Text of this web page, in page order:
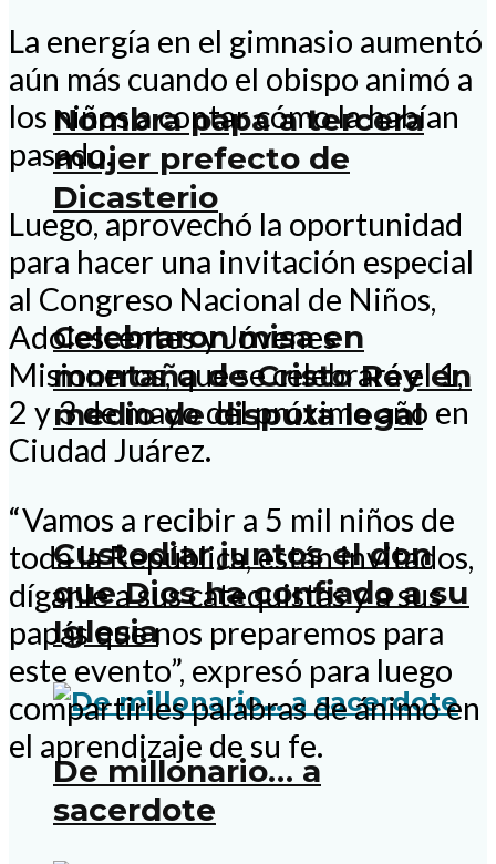
Nombra papa a tercera
mujer prefecto de
Dicasterio
Celebraron misa en
montaña de Cristo Rey en
medio de disputa legal
Custodiar juntos el don
que Dios ha confiado a su
Iglesia
De millonario… a
sacerdote
La energía en el gimnasio aumentó
aún más cuando el obispo animó a
los niños a contar cómo la habían
pasado.
Luego, aprovechó la oportunidad
para hacer una invitación especial
al Congreso Nacional de Niños,
Adolescentes y Jóvenes
Misioneros, que se celebrará el 1,
2 y 3 de mayo del próximo año en
Ciudad Juárez.
“Vamos a recibir a 5 mil niños de
toda la República, están invitados,
díganle a sus catequistas y a sus
papás que nos preparemos para
este evento”, expresó para luego
compartirles palabras de ánimo en
el aprendizaje de su fe.